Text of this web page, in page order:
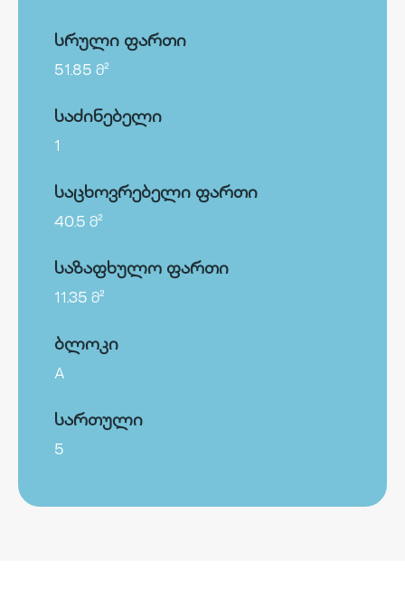
სრული ფართი
51.85 მ²
საძინებელი
1
საცხოვრებელი ფართი
40.5 მ²
საზაფხულო ფართი
11.35 მ²
ბლოკი
A
სართული
5